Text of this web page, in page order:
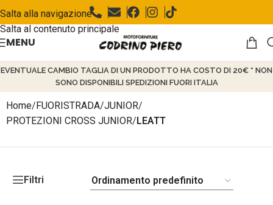
Salta alla navigazione
Salta al contenuto principale
MENU
EVENTUALE CAMBIO TAGLIA DI UN PRODOTTO HA COSTO DI 20€ * NON
SONO DISPONIBILI SPEDIZIONI FUORI ITALIA
Home/FUORISTRADA/JUNIOR/
PROTEZIONI CROSS JUNIOR/LEATT
Filtri